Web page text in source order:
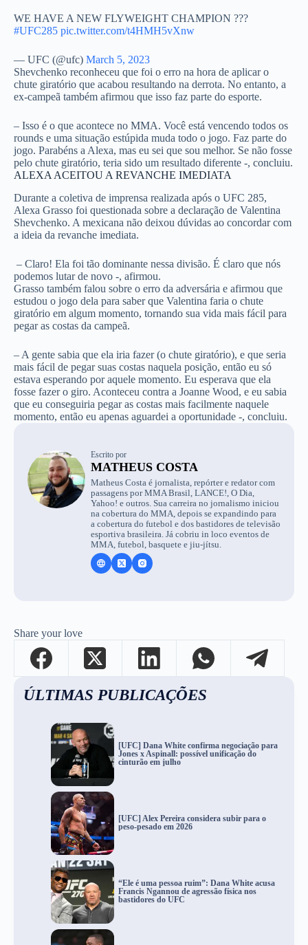
WE HAVE A NEW FLYWEIGHT CHAMPION ???
#UFC285 pic.twitter.com/t4HMH5vXnw
— UFC (@ufc) March 5, 2023
Shevchenko reconheceu que foi o erro na hora de aplicar o
chute giratório que acabou resultando na derrota. No entanto, a
ex-campeã também afirmou que isso faz parte do esporte.
– Isso é o que acontece no MMA. Você está vencendo todos os
rounds e uma situação estúpida muda todo o jogo. Faz parte do
jogo. Parabéns a Alexa, mas eu sei que sou melhor. Se não fosse
pelo chute giratório, teria sido um resultado diferente -, concluiu.
ALEXA ACEITOU A REVANCHE IMEDIATA
Durante a coletiva de imprensa realizada após o UFC 285,
Alexa Grasso foi questionada sobre a declaração de Valentina
Shevchenko. A mexicana não deixou dúvidas ao concordar com
a ideia da revanche imediata.
– Claro! Ela foi tão dominante nessa divisão. É claro que nós
podemos lutar de novo -, afirmou.
Grasso também falou sobre o erro da adversária e afirmou que
estudou o jogo dela para saber que Valentina faria o chute
giratório em algum momento, tornando sua vida mais fácil para
pegar as costas da campeã.
– A gente sabia que ela iria fazer (o chute giratório), e que seria
mais fácil de pegar suas costas naquela posição, então eu só
estava esperando por aquele momento. Eu esperava que ela
fosse fazer o giro. Aconteceu contra a Joanne Wood, e eu sabia
que eu conseguiria pegar as costas mais facilmente naquele
momento, então eu apenas aguardei a oportunidade -, concluiu.
Escrito por
MATHEUS COSTA
Matheus Costa é jornalista, repórter e redator com
passagens por MMA Brasil, LANCE!, O Dia,
Yahoo! e outros. Sua carreira no jornalismo iniciou
na cobertura do MMA, depois se expandindo para
a cobertura do futebol e dos bastidores de televisão
esportiva brasileira. Já cobriu in loco eventos de
MMA, futebol, basquete e jiu-jítsu.
Share your love
ÚLTIMAS PUBLICAÇÕES
[UFC] Dana White confirma negociação para
Jones x Aspinall: possível unificação do
cinturão em julho
[UFC] Alex Pereira considera subir para o
peso-pesado em 2026
“Ele é uma pessoa ruim”: Dana White acusa
Francis Ngannou de agressão física nos
bastidores do UFC